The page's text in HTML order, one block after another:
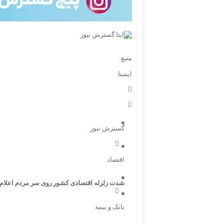
منبع:
ايسنا
گسترش نیوز
اقتصاد
شدت زلزله اقتصادی کشور روی سر مردم
بانک و بیمه